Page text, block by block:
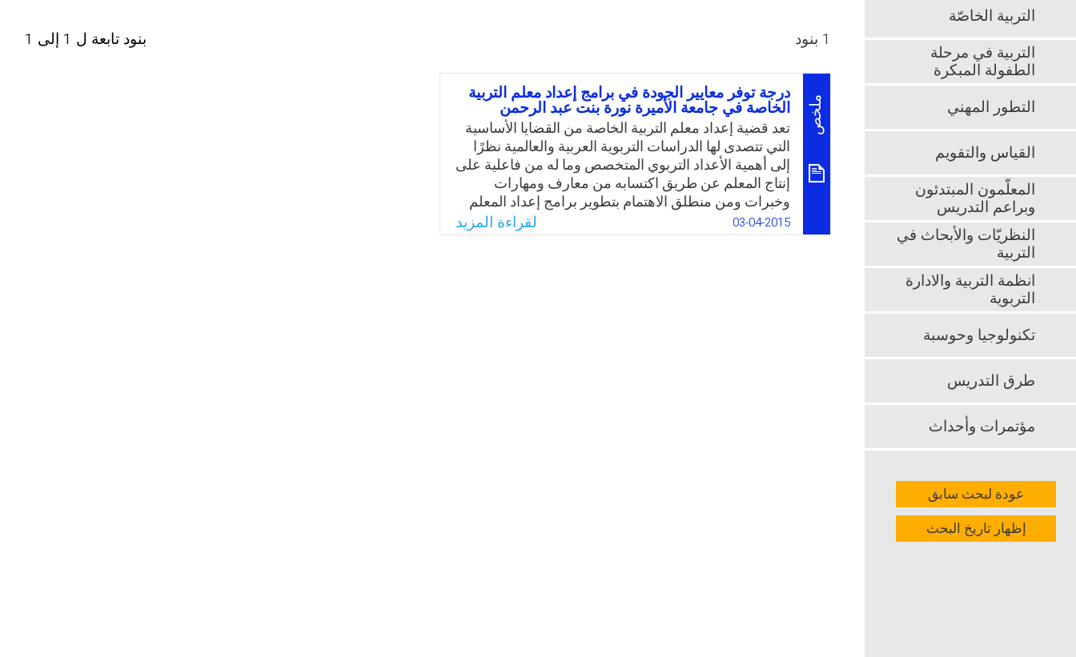
1 بنود بنود تابعة ل 1 إلى 1
ملخص
درجة توفر معايير الجودة في برامج إعداد معلم التربية
الخاصة في جامعة الأميرة نورة بنت عبد الرحمن
تعد قضية إعداد معلم التربية الخاصة من القضايا الأساسية
التي تتصدى لها الدراسات التربوية العربية والعالمية نظرًا
إلى أهمية الأعداد التربوي المتخصص وما له من فاعلية على
إنتاج المعلم عن طريق اكتسابه من معارف ومهارات
وخبرات ومن منطلق الاهتمام بتطوير برامج إعداد المعلم
وضمان جودة الإعداد من أهم الاتجاىات العالمية المعاصرة
التي تلاقي اهتمامًا متزايدًا على الرغم من اختلاف درجة
03-04-2015 لقراءة المزيد
التربية الخاصّة
التربية في مرحلة
الطفولة المبكرة
التطور المهني
القياس والتقويم
المعلّمون المبتدئون
وبراعم التدريس
النظريّات والأبحاث في
التربية
انظمة التربية والادارة
التربوية
تكنولوجيا وحوسبة
طرق التدريس
مؤتمرات وأحداث
عودة لبحث سابق
إظهار تاريخ البحث